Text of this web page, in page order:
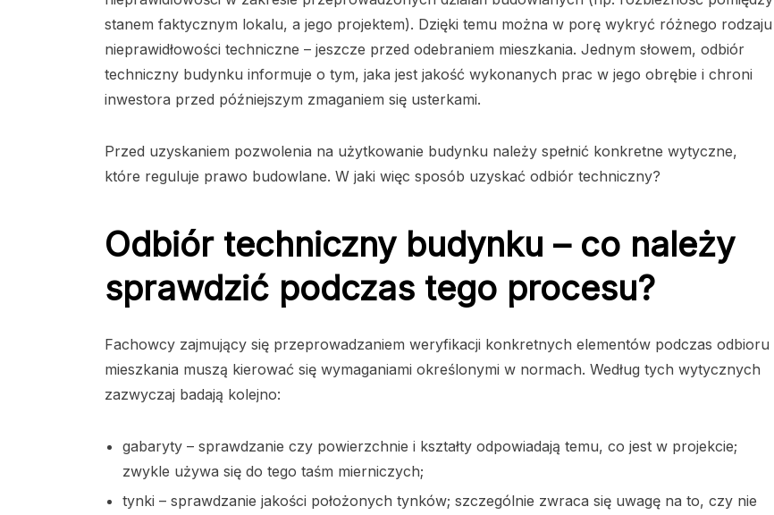
stanem faktycznym lokalu, a jego projektem). Dzięki temu można w porę wykryć różnego rodzaju
nieprawidłowości techniczne – jeszcze przed odebraniem mieszkania. Jednym słowem, odbiór
techniczny budynku informuje o tym, jaka jest jakość wykonanych prac w jego obrębie i chroni
inwestora przed późniejszym zmaganiem się usterkami.
Przed uzyskaniem pozwolenia na użytkowanie budynku należy spełnić konkretne wytyczne,
które reguluje prawo budowlane. W jaki więc sposób uzyskać odbiór techniczny?
Odbiór techniczny budynku – co należy
sprawdzić podczas tego procesu?
Fachowcy zajmujący się przeprowadzaniem weryfikacji konkretnych elementów podczas odbioru
mieszkania muszą kierować się wymaganiami określonymi w normach. Według tych wytycznych
zazwyczaj badają kolejno:
gabaryty – sprawdzanie czy powierzchnie i kształty odpowiadają temu, co jest w projekcie;
zwykle używa się do tego taśm mierniczych;
tynki – sprawdzanie jakości położonych tynków; szczególnie zwraca się uwagę na to, czy nie